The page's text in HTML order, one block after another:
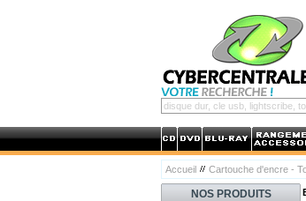
Accueil Cartouche d'encre -
NOS PRODUITS